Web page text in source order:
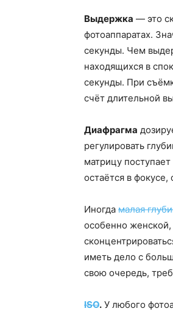
Выдержка — это
фотоаппаратах.
секунды. Чем
находящихся в
секунды. При
счёт длительной
Диафрагма
регулировать
матрицу
остаётся в фокусе,
Иногда малая
особенно
иметь дело c
свою очередь,
ISO. У любого